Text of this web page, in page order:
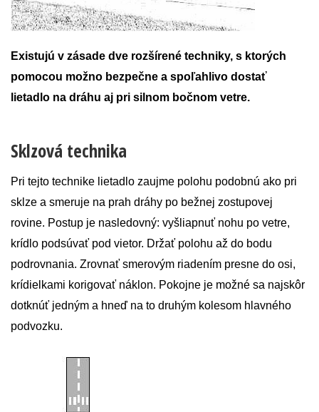
Existujú v zásade dve rozšírené techniky, s ktorých
pomocou možno bezpečne a spoľahlivo dostať
lietadlo na dráhu aj pri silnom bočnom vetre.
Sklzová technika
Pri tejto technike lietadlo zaujme polohu podobnú ako pri
sklze a smeruje na prah dráhy po bežnej zostupovej
rovine. Postup je nasledovný: vyšliapnuť nohu po vetre,
krídlo podsúvať pod vietor. Držať polohu až do bodu
podrovnania. Zrovnať smerovým riadením presne do osi,
krídielkami korigovať náklon. Pokojne je možné sa najskôr
dotknúť jedným a hneď na to druhým kolesom hlavného
podvozku.